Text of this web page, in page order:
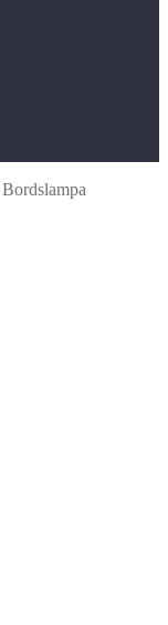
Bordslampa